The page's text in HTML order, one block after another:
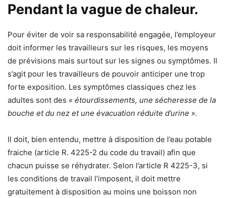
Pendant la vague de chaleur.
Pour éviter de voir sa responsabilité engagée, l’employeur
doit informer les travailleurs sur les risques, les moyens
de prévisions mais surtout sur les signes ou symptômes. Il
s’agit pour les travailleurs de pouvoir anticiper une trop
forte exposition. Les symptômes classiques chez les
adultes sont des « étourdissements, une sécheresse de la
bouche et du nez et une évacuation réduite d’urine ».
Il doit, bien entendu, mettre à disposition de l’eau potable
fraiche (article R. 4225-2 du code du travail) afin que
chacun puisse se réhydrater. Selon l’article R 4225-3, si
les conditions de travail l’imposent, il doit mettre
gratuitement à disposition au moins une boisson non